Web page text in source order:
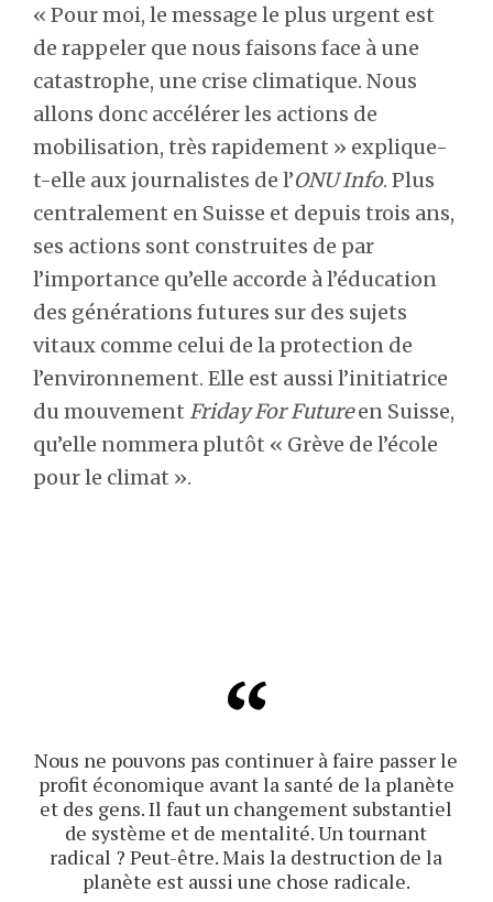
« Pour moi, le message le plus urgent est
de rappeler que nous faisons face à une
catastrophe, une crise climatique. Nous
allons donc accélérer les actions de
mobilisation, très rapidement » explique-
t-elle aux journalistes de l’ONU Info. Plus
centralement en Suisse et depuis trois ans,
ses actions sont construites de par
l’importance qu’elle accorde à l’éducation
des générations futures sur des sujets
vitaux comme celui de la protection de
l’environnement. Elle est aussi l’initiatrice
du mouvement Friday For Futureen Suisse,
qu’elle nommera plutôt « Grève de l’école
pour le climat ».
Nous ne pouvons pas continuer à faire passer le
profit économique avant la santé de la planète
et des gens. Il faut un changement substantiel
de système et de mentalité. Un tournant
radical ? Peut-être. Mais la destruction de la
planète est aussi une chose radicale.